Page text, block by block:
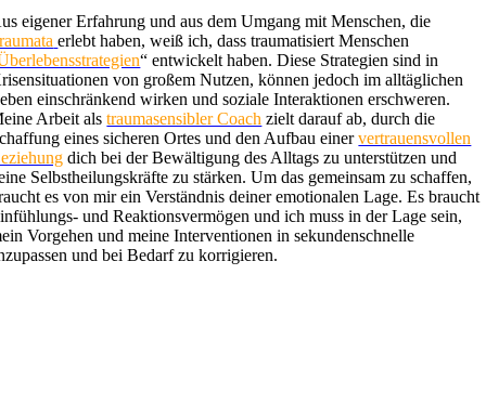
eigener Erfahrung und aus dem Umgang mit Menschen, die
erlebt haben, weiß ich, dass traumatisiert Menschen
“ entwickelt haben. Diese Strategien sind in
von großem Nutzen, können jedoch im alltäglichen
einschränkend wirken und soziale Interaktionen erschweren.
Arbeit alstraumasensibler Coach zielt darauf ab, durch die
eines sicheren Ortes und den Aufbau einervertrauensvollen
dich bei der Bewältigung des Alltags zu unterstützen und
Selbstheilungskräfte zu stärken. Um das gemeinsam zu schaffen,
es von mir ein Verständnis deiner emotionalen Lage. Es braucht
und Reaktionsvermögen und ich muss in der Lage sein,
Vorgehen und meine Interventionen in sekundenschnelle
und bei Bedarf zu korrigieren.